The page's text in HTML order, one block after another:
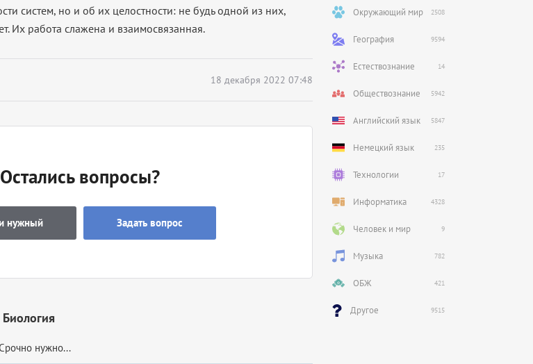
систем, но и об их целостности: не будь одной из них,
Их работа слажена и взаимосвязанная.
18 декабря 2022 07:48
Остались вопросы?
нужный Задать вопрос
нужно...
Окружающий мир 2508
География 9594
Естествознание 14
Обществознание 5942
Английский язык 5847
Немецкий язык 235
Технологии 17
Информатика 4328
Человек и мир 9
Музыка 782
ОБЖ 421
Другое 9515